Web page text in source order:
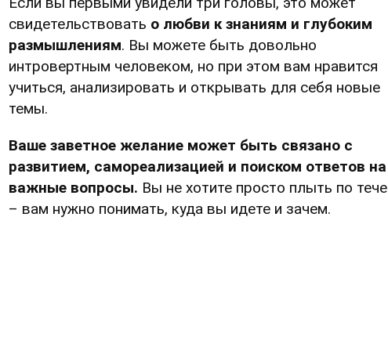
свидетельствовать о любви к знаниям и глубоким
размышлениям. Вы можете быть довольно
интровертным человеком, но при этом вам нравится
учиться, анализировать и открывать для себя новые
темы.
Ваше заветное желание может быть связано с
развитием, самореализацией и поиском ответов на
важные вопросы. Вы не хотите просто плыть по
– вам нужно понимать, куда вы идете и зачем.